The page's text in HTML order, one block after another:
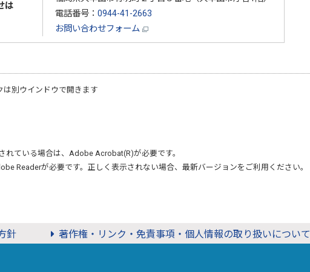
は
電話番号： 0944-41-2663
お問い合わせフォーム
は別ウインドウで開きます
れている場合は、 Adobe Acrobat(R)が必要です。
Readerが必要です。正しく表示されない場合、最新バージョンをご利用ください。
針 著作権・リンク・免責事項・個人情報の取り扱いについて